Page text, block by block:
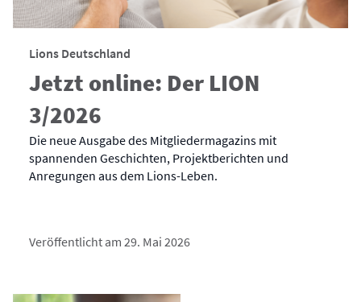
Lions Deutschland
Jetzt online: Der LION
3/2026
Die neue Ausgabe des Mitgliedermagazins mit
spannenden Geschichten, Projektberichten und
Anregungen aus dem Lions-Leben.
Veröffentlicht am 29. Mai 2026